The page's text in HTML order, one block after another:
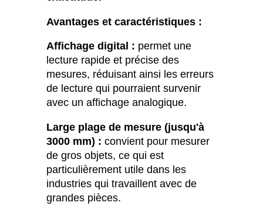
Avantages et caractéristiques :
Affichage digital : permet une
lecture rapide et précise des
mesures, réduisant ainsi les erreurs
de lecture qui pourraient survenir
avec un affichage analogique.
Large plage de mesure (jusqu'à
3000 mm) : convient pour mesurer
de gros objets, ce qui est
particulièrement utile dans les
industries qui travaillent avec de
grandes pièces.